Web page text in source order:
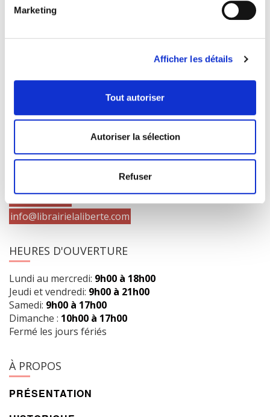
Marketing
Afficher les détails
Tout autoriser
Autoriser la sélection
Refuser
1073 route de l'Église, Québec, QC G1V 3W2
418 658-3640
info@librairielaliberte.com
HEURES D'OUVERTURE
Lundi au mercredi: 9h00 à 18h00
Jeudi et vendredi: 9h00 à 21h00
Samedi: 9h00 à 17h00
Dimanche : 10h00 à 17h00
Fermé les jours fériés
À PROPOS
PRÉSENTATION